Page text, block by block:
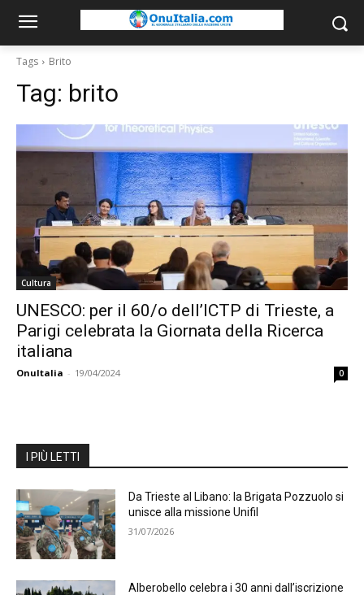
Tags Brito
Tag: brito
Cultura
UNESCO: per il 60/o dell’ICTP di Trieste, a
Parigi celebrata la Giornata della Ricerca
italiana
OnuItalia - 19/04/2024 0
I PIÙ LETTI
Da Trieste al Libano: la Brigata Pozzuolo si
unisce alla missione Unifil
31/07/2026
Alberobello celebra i 30 anni dall’iscrizione